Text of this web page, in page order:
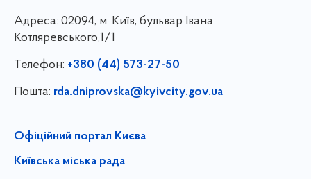
Адреса: 02094, м. Київ, бульвар Івана
Котляревського,1/1
Телефон: +380 (44) 573-27-50
Пошта: rda.dniprovska@kyivcity.gov.ua
Офіційний портал Києва
Київська міська рада